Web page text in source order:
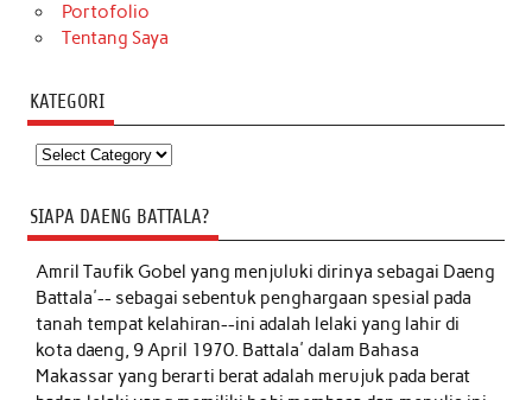
Portofolio
Tentang Saya
KATEGORI
Kategori
SIAPA DAENG BATTALA?
Amril Taufik Gobelyang menjuluki dirinya sebagai Daeng
Battala'-- sebagai sebentuk penghargaan spesial pada
tanah tempat kelahiran--ini adalah lelaki yang lahir di
kota daeng, 9 April 1970. Battala' dalam Bahasa
Makassar yang berarti berat adalah merujuk pada berat